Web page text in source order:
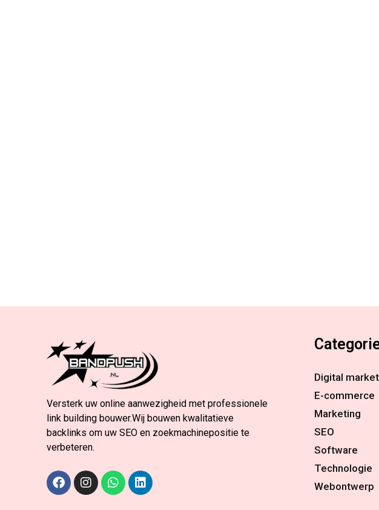
Versterk uw online aanwezigheid met professionele
link building bouwer.Wij bouwen kwalitatieve
backlinks om uw SEO en zoekmachinepositie te
verbeteren.
Digital
E-commerce
Marketing
SEO
Software
Technologie
Webontwerp